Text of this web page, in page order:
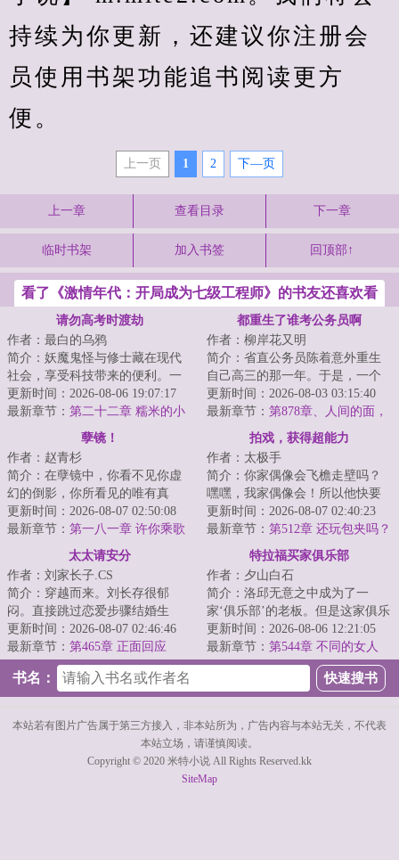
持续为你更新，还建议你注册会
员使用书架功能追书阅读更方
便。
上一页 1 2 下—页
上一章 查看目录 下一章
临时书架 加入书签 回顶部↑
看了《激情年代：开局成为七级工程师》的书友还喜欢看
请勿高考时渡劫
作者：最白的乌鸦
简介：妖魔鬼怪与修士藏在现代
社会，享受科技带来的便利。一
千岁树妖冒充名贵古树，月月领
取政府补贴；八...
更新时间：2026-08-06 19:07:17
最新章节： 第二十二章 糯米的小
金库（感谢威严满满蕾咪莉雅的
都重生了谁考公务员啊
作者：柳岸花又明
简介：省直公务员陈着意外重生
自己高三的那一年。于是，一个
木讷腼腆、和女生说话都会脸
红、只知道学习的...
更新时间：2026-08-03 03:15:40
最新章节： 第878章、人间的面，
见一面少一面（下）
孽镜！
作者：赵青杉
简介：在孽镜中，你看不见你虚
幻的倒影，你所看见的唯有真
实。...
更新时间：2026-08-07 02:50:08
最新章节： 第一八一章 许你乘歌
拍戏，获得超能力
作者：太极手
简介：你家偶像会飞檐走壁吗？
嘿嘿，我家偶像会！所以他快要
塌房了。毕竟这只是小儿科。徒
手劈砖、刀劈子...
更新时间：2026-08-07 02:40:23
最新章节： 第512章 还玩包夹吗？
太太请安分
作者：刘家长子.CS
简介：穿越而来。刘长存很郁
闷。直接跳过恋爱步骤结婚生
子，喜提一儿一女。大儿子在家
乖巧懂事，可在外却...
更新时间：2026-08-07 02:46:46
最新章节： 第465章 正面回应
特拉福买家俱乐部
作者：夕山白石
简介：洛邱无意之中成为了一
家‘俱乐部’的老板。但是这家俱乐
部好奇怪。它不仅仅拥有一个工
作了三百年的...
更新时间：2026-08-06 12:21:05
最新章节： 第544章 不同的女人
书名：
本站若有图片广告属于第三方接入，非本站所为，广告内容与本站无关，不代表
本站立场，请谨慎阅读。
Copyright © 2020 米特小说 All Rights Reserved.kk
SiteMap